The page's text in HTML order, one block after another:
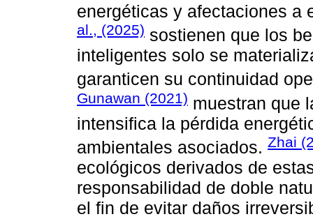
energéticas y afectaciones
al., (2025) sostienen que los
inteligentes solo se
garanticen su continuidad
Gunawan (2021) muestran que
intensifica la pérdida
ambientales asociados. Zhai
ecológicos derivados de
responsabilidad de doble
el fin de evitar daños